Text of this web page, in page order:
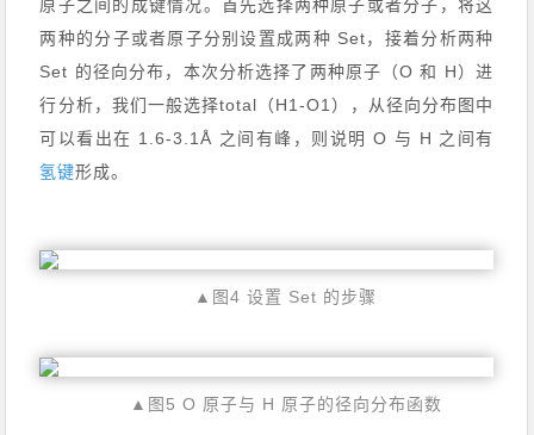
原子之间的成键情况。首先选择两种原子或者分子，将这
两种的分子或者原子分别设置成两种 Set，接着分析两种
Set 的径向分布，本次分析选择了两种原子（O 和 H）进
行分析，我们一般选择total（H1-O1），从径向分布图中
可以看出在 1.6-3.1Å 之间有峰，则说明 O 与 H 之间有
氢键形成。
▲图4 设置 Set 的步骤
▲图5 O 原子与 H 原子的径向分布函数